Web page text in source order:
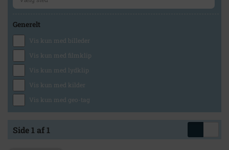
Generelt
Vis kun med billeder
Vis kun med filmklip
Vis kun med lydklip
Vis kun med kilder
Vis kun med geo-tag
Side 1 af 1